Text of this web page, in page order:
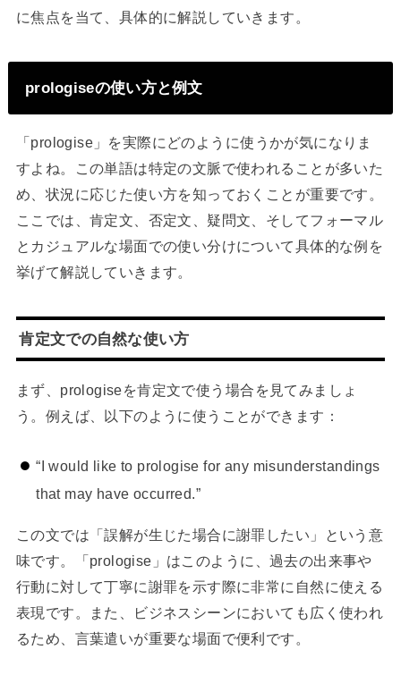
に焦点を当て、具体的に解説していきます。
prologiseの使い方と例文
「prologise」を実際にどのように使うかが気になりま
すよね。この単語は特定の文脈で使われることが多いた
め、状況に応じた使い方を知っておくことが重要です。
ここでは、肯定文、否定文、疑問文、そしてフォーマル
とカジュアルな場面での使い分けについて具体的な例を
挙げて解説していきます。
肯定文での自然な使い方
まず、prologiseを肯定文で使う場合を見てみましょ
う。例えば、以下のように使うことができます：
“I would like to prologise for any misunderstandings
that may have occurred.”
この文では「誤解が生じた場合に謝罪したい」という意
味です。「prologise」はこのように、過去の出来事や
行動に対して丁寧に謝罪を示す際に非常に自然に使える
表現です。また、ビジネスシーンにおいても広く使われ
るため、言葉遣いが重要な場面で便利です。